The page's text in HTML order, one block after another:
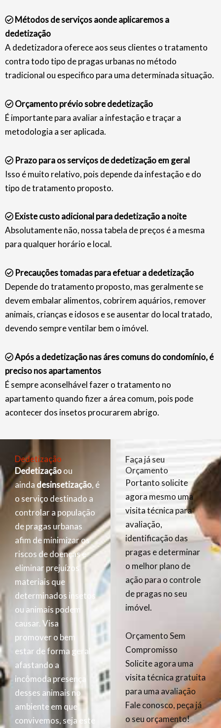
Métodos de serviços aonde aplicaremos a
dedetização
A dedetizadora oferece aos seus clientes o tratamento
contra todo tipo de pragas urbanas no método
tradicional ou especifico para uma determinada situação.
Orçamento prévio sobre dedetização
É importante para avaliar a infestação e traçar a
metodologia a ser aplicada.
Prazo para os serviços de dedetização em geral
Isso é muito relativo, pois depende da infestação e do
tipo de tratamento proposto.
Existe custo adicional para dedetização a noite
Absolutamente não, nossa tabela de preços é a mesma
para qualquer horário e local.
Precauções tomadas para efetuar a dedetização
Depende do tratamento proposto, mas geralmente se
devem embalar alimentos, cobrirem aquários, remover
animais, crianças e idosos e se ausentar do local tratado,
devendo sempre ventilar bem o imóvel.
Após a dedetização nas áres comuns do condomínio, é
preciso nos apartamentos
É sempre aconselhável fazer o tratamento no
apartamento quando fizer a área comum, pois pode
acontecer dos insetos procurarem abrigo.
Dedetização
Dedetizaçãoou
ainda desinsetização, é
o serviço destinado a
controlar a população
de pragas urbanas
afim de minimizar os
riscos de doenças e
eliminar prejuízos
materiais que
determinados insetos
ou animais podem
causar. Visa
promover o bem
estar de forma geral
afastando a
incômoda presença
desses animais no
ambiente em que
convivemos, seja este
Faça já seu
Orçamento
Portanto solicite
agora mesmo uma
visita técnica para
avaliação,
identificação das
pragas e determinar
o melhor plano de
ação para o controle
de pragas no seu
imóvel.
Orçamento Sem
Compromisso
Solicite agora uma
visita técnica gratuita
para uma avaliação
Fale conosco, peça já
o seu orçamento!